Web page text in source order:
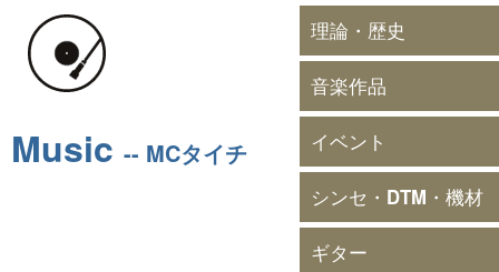
Music -- MCタイチ
理論・歴史
音楽作品
イベント
シンセ・DTM・機材
ギター